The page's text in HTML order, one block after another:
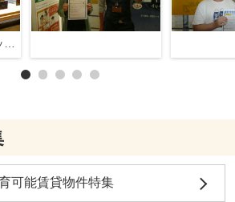
Century21ライフネット新大阪店
可能賃貸物件特集